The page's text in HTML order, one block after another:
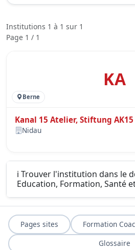
Institutions 1 à 1 sur 1
Page 1 / 1
KA
Berne
Kanal 15 Atelier, Stiftung AK15
Nidau
ℹ️ Trouver l'institution dans le
Education, Formation, Santé
Pages sites Formation
Glossaire